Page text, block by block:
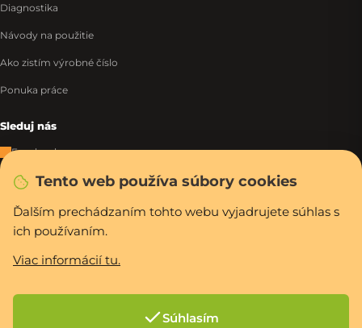
Tento web používa súbory cookies
Ďalším prechádzaním tohto webu vyjadrujete súhlas s
ich používaním.
Viac informácií tu.
Súhlasím
Diagnostika
Návody na použitie
Ako zistím výrobné číslo
Ponuka práce
Sleduj nás
Facebook
Instagram
Tiktok
WhatsApp